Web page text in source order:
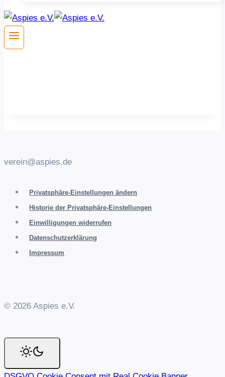
verein@aspies.de
Privatsphäre-Einstellungen ändern
Historie der Privatsphäre-Einstellungen
Einwilligungen widerrufen
Datenschutzerklärung
Impressum
© 2026 Aspies e.V.